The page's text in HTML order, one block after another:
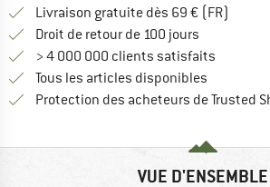
Livraison gratuite dès 69 € (FR)
Droit de retour de 100 jours
> 4 000 000 clients satisfaits
Tous les articles disponibles
Protection des acheteurs de Trusted
VUE D'ENSEMBLE